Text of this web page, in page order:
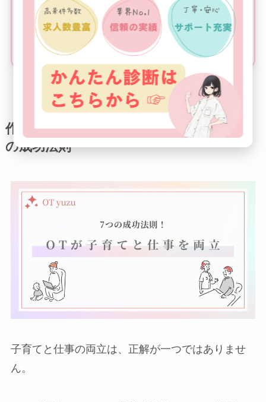
＼時短勤務可能な職場も多数掲載中／
OTに人気の転職サイト3選
作業療法士が子育てと仕事を両立する7つ
の成功法則
子育てと仕事の両立は、正解が一つではありませ
ん。